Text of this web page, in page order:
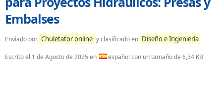
Embalses
Enviado por Chuletator online y clasificado en Diseño e Ingeniería
Escrito el 1 de Agosto de 2025 en español con un tamaño de 6,34 KB